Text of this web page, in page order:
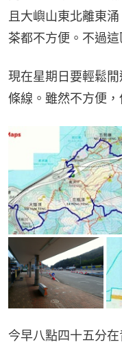
且大嶼山東北離東
茶都不方便。不過
現在星期日要輕鬆
條線。雖然不方便
今早八點四十五分